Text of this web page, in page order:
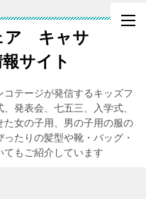
ア キャサ
サイト
テージが発信するキッズフ
発表会、七五三、入学式、
女の子用、男の子用の服の
たりの髪型や靴・バッグ・
てもご紹介しています